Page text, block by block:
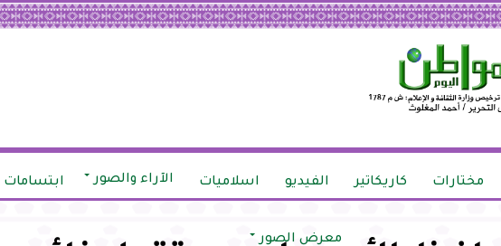
مختارات كاريكاتير الفيديو اسلاميات الآراء والصور ابتسامات
معرض الصور